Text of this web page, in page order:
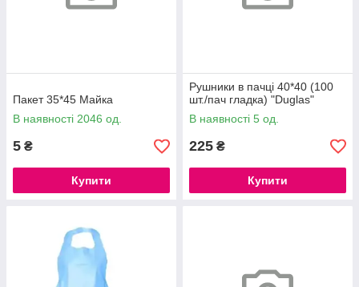
Пакет 35*45 Майка
В наявності 2046 од.
5 ₴
Купити
Рушники в пачці 40*40 (100
шт./пач гладка) "Duglas"
В наявності 5 од.
225 ₴
Купити